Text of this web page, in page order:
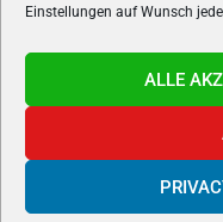
Einstellungen auf Wunsch
ALLE